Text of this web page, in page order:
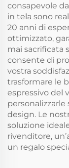
consapevole
in tela sono
20 anni di
ottimizzato,
mai sacrificata
consente di
vostra
trasformare le
espressivo del
design. Le
soluzione
rivenditore,
un regalo